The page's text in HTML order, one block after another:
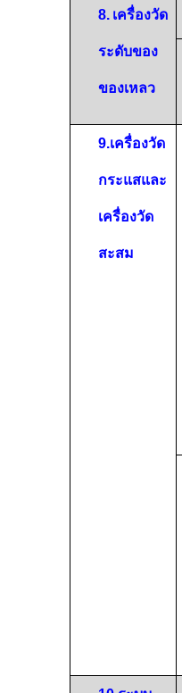
8. เครื่องวัด
ระดับของ
ของเหลว
9.เครื่องวัด
กระแสและ
เครื่องวัด
สะสม